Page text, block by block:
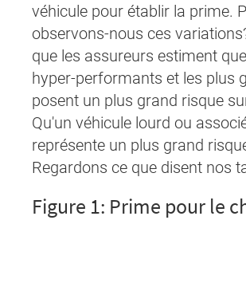
véhicule pour établir la prime.
observons-nous ces
que les assureurs estiment
hyper-performants et les plus
posent un plus grand risque
Qu'un véhicule lourd ou
représente un plus grand
Regardons ce que disent nos
Figure 1: Prime pour le